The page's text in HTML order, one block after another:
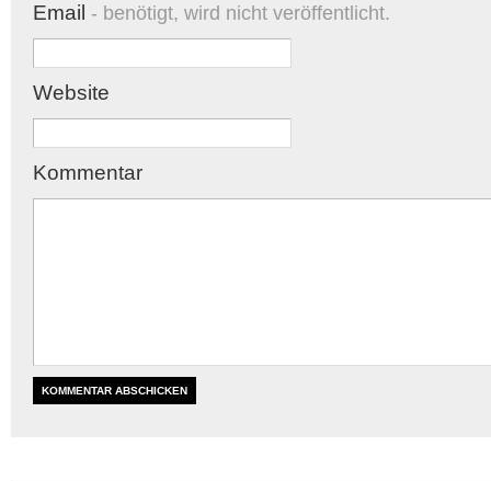
Email - benötigt, wird nicht veröffentlicht.
Website
Kommentar